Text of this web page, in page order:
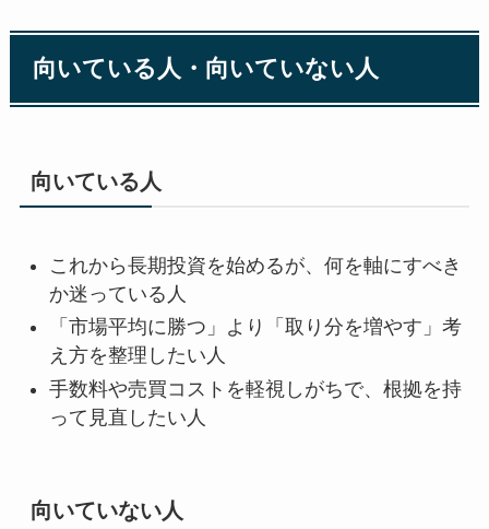
向いている人・向いていない人
向いている人
これから長期投資を始めるが、何を軸にすべき
か迷っている人
「市場平均に勝つ」より「取り分を増やす」考
え方を整理したい人
手数料や売買コストを軽視しがちで、根拠を持
って見直したい人
向いていない人